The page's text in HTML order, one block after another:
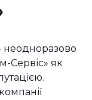
неодноразово
Сервіс» як